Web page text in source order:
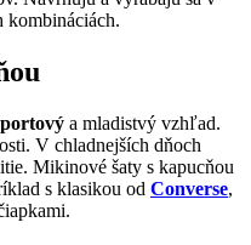
kombináciách.
a mladistvý vzhľad.
V chladnejších dňoch
Mikinové šaty s kapucňou
s klasikou od Converse,